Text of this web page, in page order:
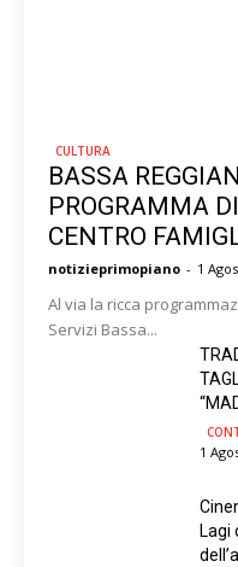
CULTURA
BASSA
PROGRAMMA
CENTRO
notizieprimopiano - 1
Al via la ricca
Servizi Bassa...
1
Lagi